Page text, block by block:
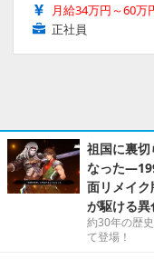
月給34万円～60万
正社員
祖国に裏
なった
面リメイ
が駆ける
約30年の歴
て登場！